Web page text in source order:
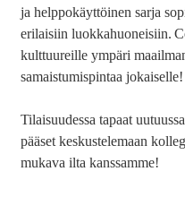
ja helppokäyttöinen sarja
erilaisiin luokkahuoneisiin.
kulttuureille ympäri
samaistumispintaa jokaiselle!
Tilaisuudessa tapaat
pääset keskustelemaan
mukava ilta kanssamme!